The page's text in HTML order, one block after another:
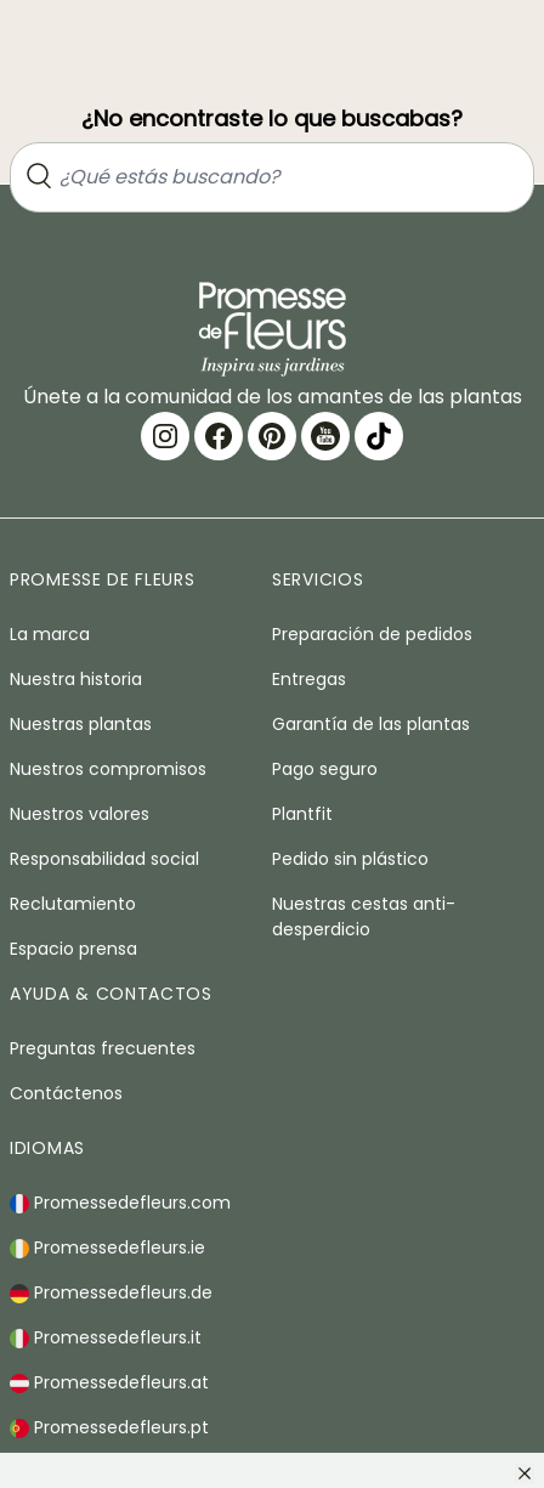
¿No encontraste lo que buscabas?
Únete a la comunidad de los amantes de las plantas
PROMESSE DE FLEURS
La marca
Nuestra historia
Nuestras plantas
Nuestros compromisos
Nuestros valores
Responsabilidad social
Reclutamiento
Espacio prensa
SERVICIOS
Preparación de pedidos
Entregas
Garantía de las plantas
Pago seguro
Plantfit
Pedido sin plástico
Nuestras cestas anti-
desperdicio
AYUDA & CONTACTOS
Preguntas frecuentes
Contáctenos
IDIOMAS
Promessedefleurs.com
Promessedefleurs.ie
Promessedefleurs.de
Promessedefleurs.it
Promessedefleurs.at
Promessedefleurs.pt